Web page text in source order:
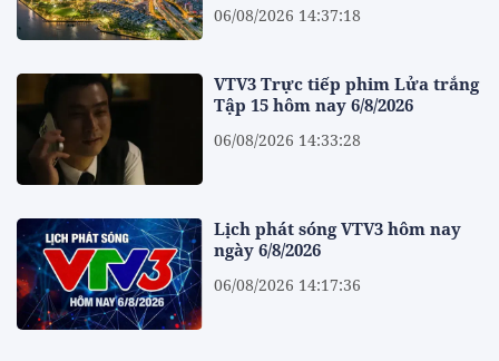
06/08/2026 14:37:18
VTV3 Trực tiếp phim Lửa trắng
Tập 15 hôm nay 6/8/2026
06/08/2026 14:33:28
Lịch phát sóng VTV3 hôm nay
ngày 6/8/2026
06/08/2026 14:17:36